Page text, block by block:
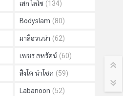
เสก โลโซ (134)
Bodyslam (80)
มาลีฮวนน่า (62)
เพชร สหรัตน์ (60)
สิงโต นำโชค (59)
Labanoon (52)